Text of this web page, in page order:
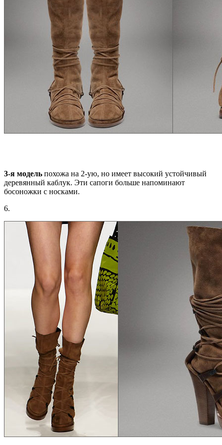
3-я модель похожа на 2-ую, но имеет высокий устойчивый
деревянный каблук. Эти сапоги больше напоминают
босоножки с носками.
6.